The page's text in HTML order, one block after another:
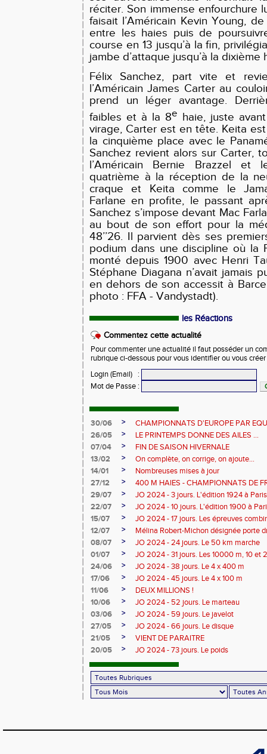
réciter. Son immense enfourchure
faisait l’Américain Kevin Young,
entre les haies puis de
course en 13 jusqu’à la fin,
jambe d’attaque jusqu’à la dixième
Félix Sanchez, part vite et
l’Américain James Carter au
prend un léger avantage.
faibles et à la 8e haie, juste
virage, Carter est en tête. Keita
la cinquième place avec le
Sanchez revient alors sur Carter,
l’Américain Bernie Brazzel et
quatrième à la réception de la
craque et Keita comme le
Farlane en profite, le passant
Sanchez s’impose devant Mac
au bout de son effort pour la
48’’26. Il parvient dès ses
podium dans une discipline où la
monté depuis 1900 avec Henri
Stéphane Diagana n’avait jamais
en dehors de son accessit à
photo : FFA - Vandystadt).
les Réactions
Commentez cette actualité
Pour commenter une actualité il faut posséder un
rubrique ci-dessous pour vous identifier ou vous
Login (Email)
:
Mot de Passe :
30/06 >
CHAMPIONNATS D'EUROPE PAR
26/05
>
LE PRINTEMPS DONNE DES AILES ...
07/04
>
FIN DE SAISON HIVERNALE
13/02
>
On complète, on corrige, on ajoute...
14/01
>
Nombreuses mises à jour
27/12
>
400 M HAIES - CHAMPIONNATS DE
29/07
>
JO 2024 - 3 jours. L'édition 1924 à Paris
22/07
>
JO 2024 - 10 jours. L'édition 1900 à
15/07
>
JO 2024 - 17 jours. Les épreuves
12/07
>
Mélina Robert-Michon désignée porte
08/07
>
JO 2024 - 24 jours. Le 50 km marche
01/07
>
JO 2024 - 31 jours. Les 10000 m, 10 et
24/06
>
JO 2024 - 38 jours. Le 4 x 400 m
17/06
>
JO 2024 - 45 jours. Le 4 x 100 m
11/06
>
DEUX MILLIONS !
10/06
>
JO 2024 - 52 jours. Le marteau
03/06
>
JO 2024 - 59 jours. Le javelot
27/05
>
JO 2024 - 66 jours. Le disque
21/05
>
VIENT DE PARAITRE
20/05
> JO 2024 - 73 jours. Le poids